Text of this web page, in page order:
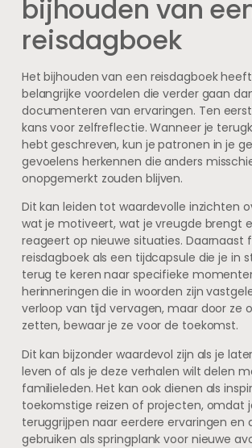
bijhouden van
reisdagboek
Het bijhouden van een reisdagboek
belangrijke voordelen die verder gaan
documenteren van ervaringen. Ten
kans voor zelfreflectie. Wanneer je
hebt geschreven, kun je patronen in je
gevoelens herkennen die anders
onopgemerkt zouden blijven.
Dit kan leiden tot waardevolle inzichten
wat je motiveert, wat je vreugde brengt
reageert op nieuwe situaties. Daarnaast
reisdagboek als een tijdcapsule die je in
terug te keren naar specifieke
herinneringen die in woorden zijn
verloop van tijd vervagen, maar door ze
zetten, bewaar je ze voor de toekomst.
Dit kan bijzonder waardevol zijn als je
leven of als je deze verhalen wilt delen
familieleden. Het kan ook dienen als
toekomstige reizen of projecten, omdat
teruggrijpen naar eerdere ervaringen en
gebruiken als springplank voor nieuwe